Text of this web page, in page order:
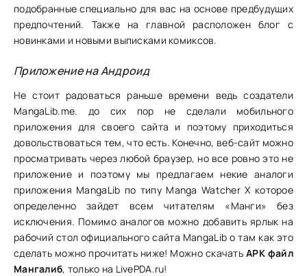
подобранные специально для вас на основе предбудущих
предпочтений. Также на главной расположен блог с
новинками и новыми выписками комиксов.
Приложение на Андроид
Не стоит радоваться раньше времени ведь создатели
MangaLib.me. до сих пор не сделали мобильного
приложения для своего сайта и поэтому приходиться
довольствоваться тем, что есть. Конечно, веб-сайт можно
просматривать через любой браузер, но все ровно это не
приложение и поэтому мы предлагаем некие аналоги
приложения MangaLib по типу Manga Watcher X которое
определенно зайдет всем читателям «Манги» без
исключения. Помимо аналогов можно добавить ярлык на
рабочий стол официального сайта MangaLib о там как это
сделать можно прочитать ниже! Можно скачать APK файл
Мангалиб, только на LivePDA.ru!